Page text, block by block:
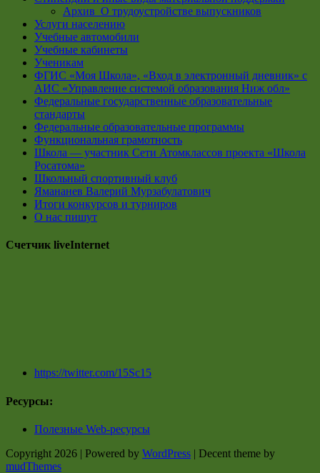
Архив_О трудоустройстве выпускников
Услуги населению
Учебные автомобили
Учебные кабинеты
Ученикам
ФГИС «Моя Школа», «Вход в электронный дневник» с
АИС «Управление системой образования Ниж обл»
Федеральные государственные образовательные
стандарты
Федеральные образовательные программы
Функциональная грамотность
Школа — участник Сети Атомклассов проекта «Школа
Росатома»
Школьный спортивный клуб
Ямананев Валерий Мурзабулатович
Итоги конкурсов и турниров
О нас пишут
Счетчик liveInternet
https://twitter.com/15Sc15
Ресурсы:
Полезные Web-ресурсы
Copyright 2026 | Powered by WordPress | Decent theme by
mudThemes